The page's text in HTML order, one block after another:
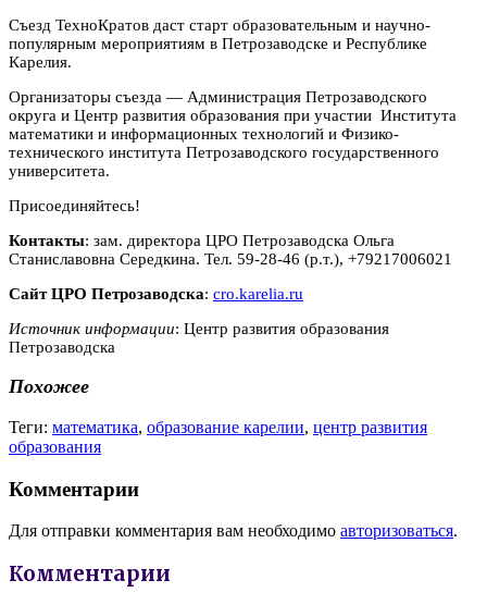
Съезд ТехноКратов даст старт образовательным и научно-
популярным мероприятиям в Петрозаводске и Республике
Карелия.
Организаторы съезда — Администрация Петрозаводского
округа и Центр развития образования при участии Института
математики и информационных технологий и Физико-
технического института Петрозаводского государственного
университета.
Присоединяйтесь!
Контакты: зам. директора ЦРО Петрозаводска Ольга
Станиславовна Середкина. Тел. 59-28-46 (р.т.), +79217006021
Сайт ЦРО Петрозаводска: cro.karelia.ru
Источник информации: Центр развития образования
Петрозаводска
Похожее
Теги: математика, образование карелии, центр развития
образования
Комментарии
Для отправки комментария вам необходимо авторизоваться.
Комментарии